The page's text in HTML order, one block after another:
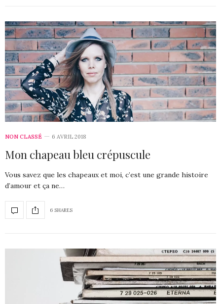
NON CLASSÉ 6 AVRIL 2018
Mon chapeau bleu crépuscule
Vous savez que les chapeaux et moi, c’est une grande histoire
d’amour et ça ne…
6 SHARES